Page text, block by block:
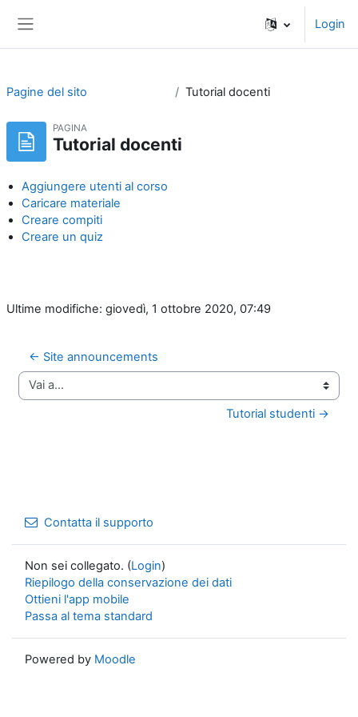
Login
Pagine del sito Tutorial docenti
PAGINA
Tutorial docenti
Aggiungere utenti al corso
Caricare materiale
Creare compiti
Creare un quiz
Ultime modifiche: giovedì, 1 ottobre 2020, 07:49
← Site announcements
Vai a...
Tutorial studenti →
Contatta il supporto
Non sei collegato. (Login)
Riepilogo della conservazione dei dati
Ottieni l'app mobile
Passa al tema standard
Powered by Moodle